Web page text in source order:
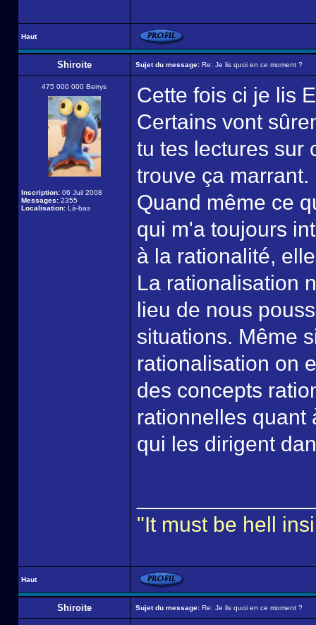
Haut
Shiroite Sujet du message: Re: Je lis quoi en ce moment ?
475 000 000 Berrys
Inscription: 06 Juil 2008
Messages: 2355
Localisation: Là-bas
Cette fois ci je lis
Certains vont
tu tes lectures sur
trouve ça marrant.
Quand même ce
qui m'a toujours
à la rationalité,
La rationalisation
lieu de nous
situations. Même
rationalisation on
des concepts
rationnelles quant
qui les dirigent
"It must be hell
Haut
Shiroite Sujet du message: Re: Je lis quoi en ce moment ?